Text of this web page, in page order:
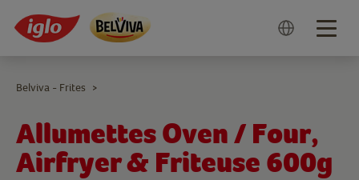
Allumettes Oven / Four,
Airfryer & Friteuse 600g
Belviva - Frites >